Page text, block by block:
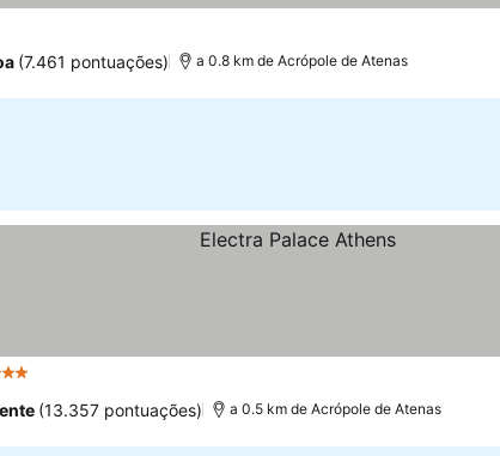
(7.461 pontuações) a 0.8 km de Acrópole de Atenas
(13.357 pontuações) a 0.5 km de Acrópole de Atenas